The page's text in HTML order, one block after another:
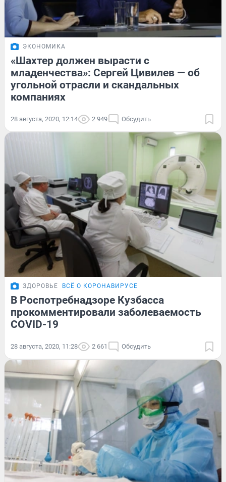
ЭКОНОМИКА
«Шахтер должен вырасти с
младенчества»: Сергей Цивилев — об
угольной отрасли и скандальных
компаниях
28 августа, 2020, 12:14 2 949 Обсудить
ЗДОРОВЬЕ ВСЁ О КОРОНАВИРУСЕ
В Роспотребнадзоре Кузбасса
прокомментировали заболеваемость
COVID-19
28 августа, 2020, 11:28 2 661 Обсудить